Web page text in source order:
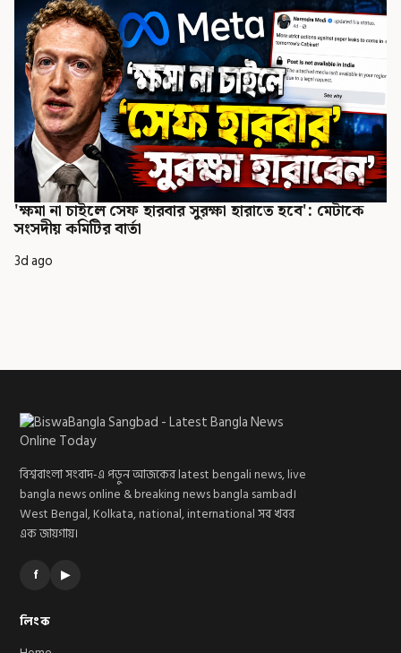
'ক্ষমা না চাইলে সেফ হারবার সুরক্ষা হারাতে হবে': মেটাকে
সংসদীয় কমিটির বার্তা
3d ago
বিশ্ববাংলা সংবাদ-এ পড়ুন আজকের latest bengali news, live
bangla news online & breaking news bangla sambad।
West Bengal, Kolkata, national, international সব খবর
এক জায়গায়।
f ▶
লিংক